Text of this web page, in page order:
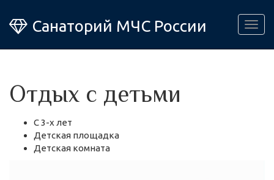
Санаторий МЧС России
Отдых с детьми
С 3-х лет
Детская площадка
Детская комната